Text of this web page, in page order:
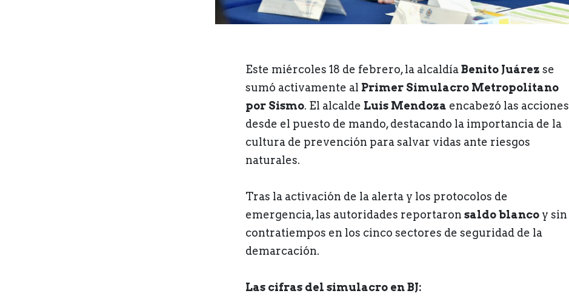
Este miércoles 18 de febrero, la alcaldíaBenito Juárez se
sumó activamente al Primer Simulacro Metropolitano
por Sismo. El alcalde Luis Mendoza encabezó las acciones
desde el puesto de mando, destacando la importancia de la
cultura de prevención para salvar vidas ante riesgos
naturales.
Tras la activación de la alerta y los protocolos de
emergencia, las autoridades reportaron saldo blancoy sin
contratiempos en los cinco sectores de seguridad de la
demarcación.
Las cifras del simulacro en BJ: